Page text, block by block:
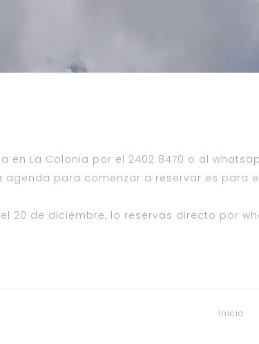
La Colonia por el 2402 8470 o al
para comenzar a reservar es para
20 de diciembre, lo reservas directo por
Inicio